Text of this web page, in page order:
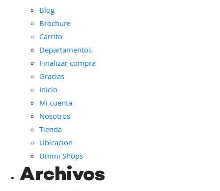
la
de
producto
Blog
Brochure
Carrito
Departamentos
Finalizar compra
Gracias
Inicio
Mi cuenta
Nosotros
Tienda
Ubicacion
Ummi Shops
Archivos